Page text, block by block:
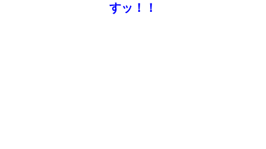
すッ！！